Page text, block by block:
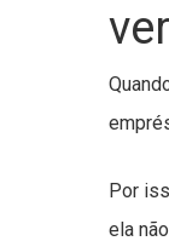
Por
ela